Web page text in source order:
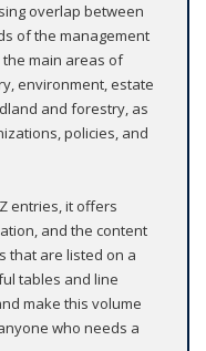
overlap between
of the management
main areas of
environment, estate
and forestry, as
policies, and
entries, it offers
and the content
that are listed on a
tables and line
make this volume
who needs a